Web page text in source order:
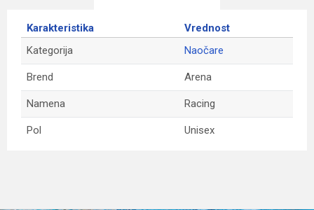
Karakteristika
Vrednost
Kategorija
Naočare
Brend Arena
Namena Racing
Pol Unisex